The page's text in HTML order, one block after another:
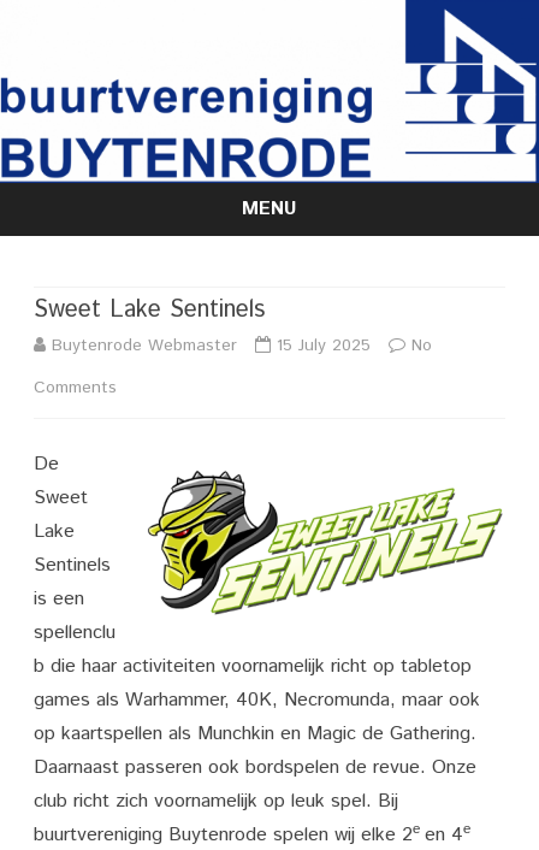
MENU
Skip
Sweet Lake Sentinels
Buytenrode Webmaster 15 July 2025
No
Comments
Sentinels
De
Sweet
Lake
Sentinels
is een
spellenclu
b die haar activiteiten voornamelijk richt op tabletop
games als Warhammer, 40K, Necromunda, maar ook
op kaartspellen als Munchkin en Magic de Gathering.
Daarnaast passeren ook bordspelen de revue. Onze
club richt zich voornamelijk op leuk spel. Bij
buurtvereniging Buytenrode spelen wij elke 2e en 4e